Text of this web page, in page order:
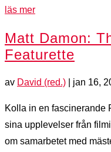
läs mer
Matt Damon:
Featurette
av David (red.) jan 16,
Kolla in en fascinerande
sina upplevelser från
om samarbetet med